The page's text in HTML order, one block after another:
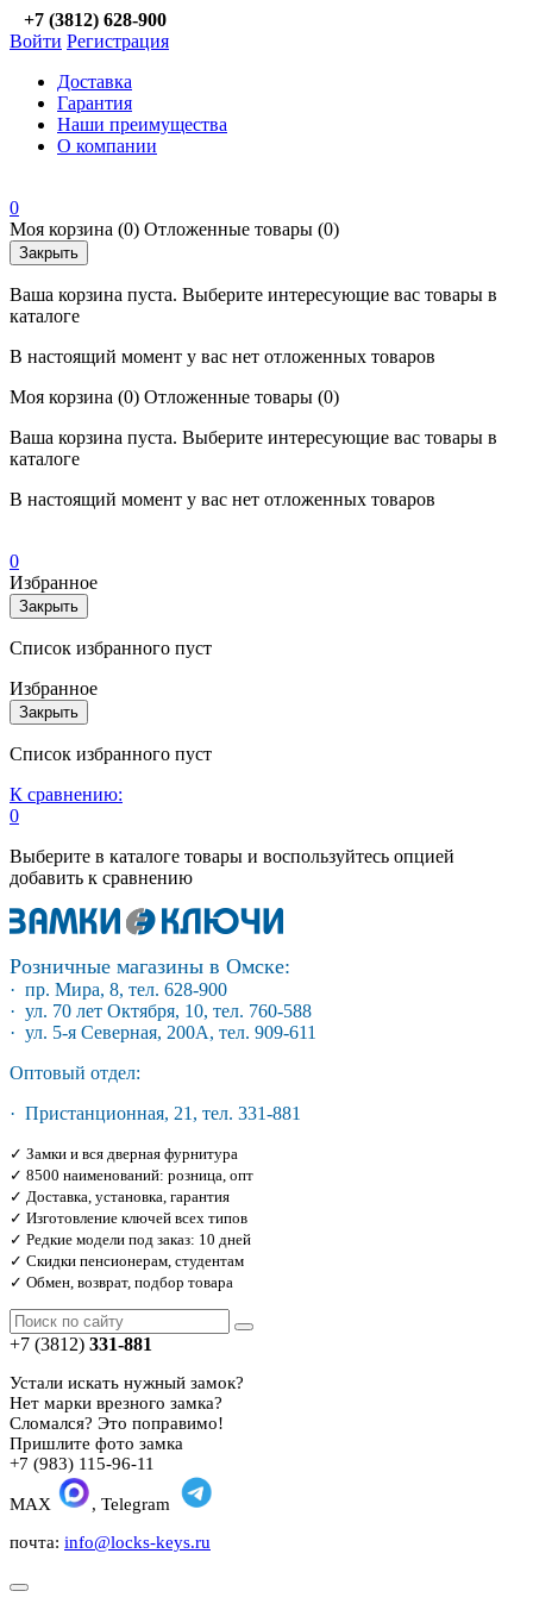
+7 (3812) 628-900
Войти Регистрация
Доставка
Гарантия
Наши преимущества
О компании
0
Моя корзина (0) Отложенные товары (0)
Закрыть
Ваша корзина пуста. Выберите интересующие вас товары в
каталоге
В настоящий момент у вас нет отложенных товаров
Моя корзина (0) Отложенные товары (0)
Ваша корзина пуста. Выберите интересующие вас товары в
каталоге
В настоящий момент у вас нет отложенных товаров
0
Избранное
Закрыть
Список избранного пуст
Избранное
Закрыть
Список избранного пуст
К сравнению:
0
Выберите в каталоге товары и воспользуйтесь опцией
добавить к сравнению
Розничные магазины в Омске:
· пр. Мира, 8, тел. 628-900
· ул. 70 лет Октября, 10, тел. 760-588
· ул. 5-я Северная, 200А, тел. 909-611
Оптовый отдел:
· Пристанционная, 21, тел. 331-881
✓ Замки и вся дверная фурнитура
✓ 8500 наименований: розница, опт
✓ Доставка, установка, гарантия
✓ Изготовление ключей всех типов
✓ Редкие модели под заказ: 10 дней
✓ Скидки пенсионерам, студентам
✓ Обмен, возврат, подбор товара
+7 (3812) 331-881
Устали искать нужный замок?
Нет марки врезного замка?
Сломался? Это поправимо!
Пришлите фото замка
+7 (983) 115-96-11
MAX
, Telegram
почта: info@locks-keys.ru